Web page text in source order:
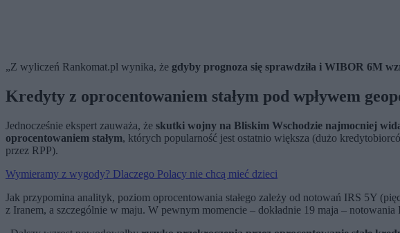
„Z wyliczeń Rankomat.pl wynika, że gdyby prognoza się sprawdziła i WIBOR 6M
Kredyty z oprocentowaniem stałym pod wpływem
Jednocześnie ekspert zauważa, że skutki wojny na Bliskim Wschodzie najmocniej
oprocentowaniem stałym, których popularność jest ostatnio większa (dużo
przez RPP).
Wymieramy z wygody? Dlaczego Polacy nie chcą mieć dzieci
Jak przypomina analityk, poziom oprocentowania stałego zależy od notowań IRS 5Y
z Iranem, a szczególnie w maju. W pewnym momencie – dokładnie 19 maja – notowania